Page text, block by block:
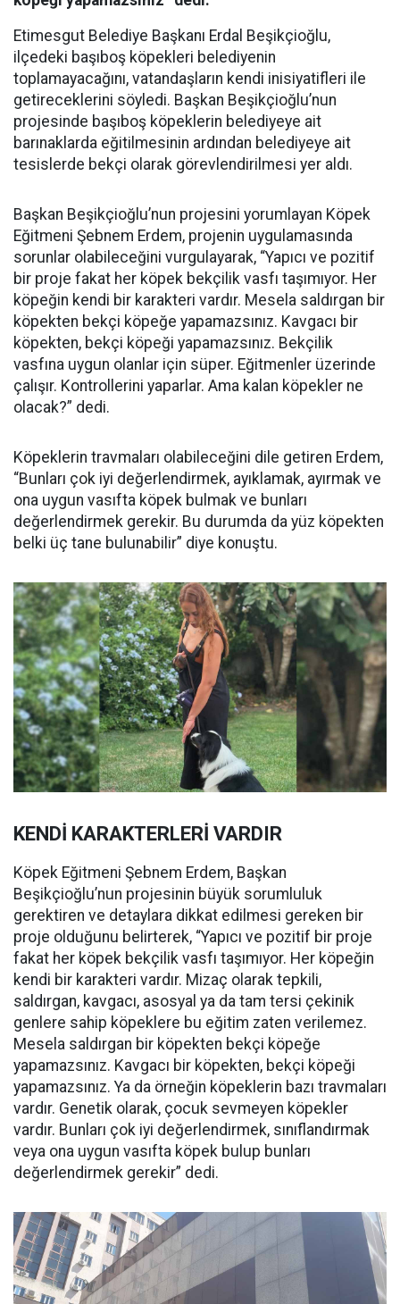
Etimesgut Belediye Başkanı Erdal Beşikçioğlu,
ilçedeki başıboş köpekleri belediyenin
toplamayacağını, vatandaşların kendi inisiyatifleri ile
getireceklerini söyledi. Başkan Beşikçioğlu’nun
projesinde başıboş köpeklerin belediyeye ait
barınaklarda eğitilmesinin ardından belediyeye ait
tesislerde bekçi olarak görevlendirilmesi yer aldı.
Başkan Beşikçioğlu’nun projesini yorumlayan Köpek
Eğitmeni Şebnem Erdem, projenin uygulamasında
sorunlar olabileceğini vurgulayarak, “Yapıcı ve pozitif
bir proje fakat her köpek bekçilik vasfı taşımıyor. Her
köpeğin kendi bir karakteri vardır. Mesela saldırgan bir
köpekten bekçi köpeğe yapamazsınız. Kavgacı bir
köpekten, bekçi köpeği yapamazsınız. Bekçilik
vasfına uygun olanlar için süper. Eğitmenler üzerinde
çalışır. Kontrollerini yaparlar. Ama kalan köpekler ne
olacak?” dedi.
Köpeklerin travmaları olabileceğini dile getiren Erdem,
“Bunları çok iyi değerlendirmek, ayıklamak, ayırmak ve
ona uygun vasıfta köpek bulmak ve bunları
değerlendirmek gerekir. Bu durumda da yüz köpekten
belki üç tane bulunabilir” diye konuştu.
KENDİ KARAKTERLERİ VARDIR
Köpek Eğitmeni Şebnem Erdem, Başkan
Beşikçioğlu’nun projesinin büyük sorumluluk
gerektiren ve detaylara dikkat edilmesi gereken bir
proje olduğunu belirterek, “Yapıcı ve pozitif bir proje
fakat her köpek bekçilik vasfı taşımıyor. Her köpeğin
kendi bir karakteri vardır. Mizaç olarak tepkili,
saldırgan, kavgacı, asosyal ya da tam tersi çekinik
genlere sahip köpeklere bu eğitim zaten verilemez.
Mesela saldırgan bir köpekten bekçi köpeğe
yapamazsınız. Kavgacı bir köpekten, bekçi köpeği
yapamazsınız. Ya da örneğin köpeklerin bazı travmaları
vardır. Genetik olarak, çocuk sevmeyen köpekler
vardır. Bunları çok iyi değerlendirmek, sınıflandırmak
veya ona uygun vasıfta köpek bulup bunları
değerlendirmek gerekir” dedi.